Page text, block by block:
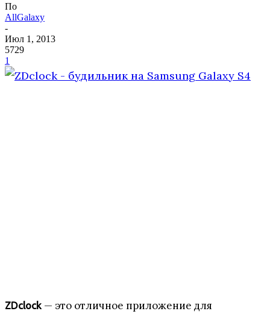
По
AllGalaxy
-
Июл 1, 2013
5729
1
ZDclock — это отличное приложение для